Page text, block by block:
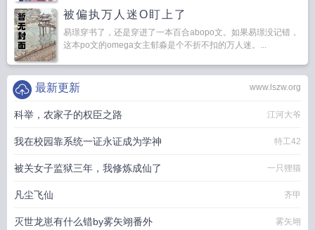
被偏执万人迷O盯上了
易璟穿书了，还是穿进了一本百合abopo文。如果易璟没记错，
这本po文的omega女主郁淼是个不折不扣的万人迷。...
www.lszw.org
最新更新
科举，农家子的权臣之路 江河大爷
我在校园靠系统一证永证成为学神 特工42
被关女子监狱三年，我修炼成仙了 一只狸猫
凡尘飞仙 齐甲
灭世龙崽有什么错by雾矢翊番外 雾矢翊